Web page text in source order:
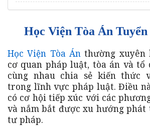
Học Viện Tòa Án Tuyển
Học Viện Tòa Án thường xuyên
cơ quan pháp luật, tòa án và tổ
cùng nhau chia sẻ kiến thức
trong lĩnh vực pháp luật. Điều
có cơ hội tiếp xúc với các
và nắm bắt được xu hướng phát
tư pháp.